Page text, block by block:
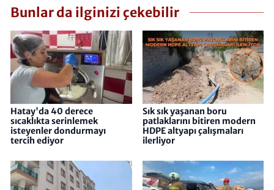
Bunlar da ilginizi çekebilir
Hatay'da 40 derece
sıcaklıkta serinlemek
isteyenler dondurmayı
tercih ediyor
Sık sık yaşanan boru
patlaklarını bitiren modern
HDPE altyapı çalışmaları
ilerliyor